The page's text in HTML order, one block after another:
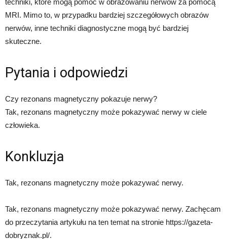
techniki, które mogą pomóc w obrazowaniu nerwów za pomocą
MRI. Mimo to, w przypadku bardziej szczegółowych obrazów
nerwów, inne techniki diagnostyczne mogą być bardziej
skuteczne.
Pytania i odpowiedzi
Czy rezonans magnetyczny pokazuje nerwy?
Tak, rezonans magnetyczny może pokazywać nerwy w ciele
człowieka.
Konkluzja
Tak, rezonans magnetyczny może pokazywać nerwy.
Tak, rezonans magnetyczny może pokazywać nerwy. Zachęcam
do przeczytania artykułu na ten temat na stronie https://gazeta-
dobryznak.pl/.